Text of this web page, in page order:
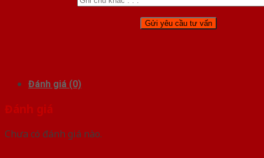
Đánh giá (0)
Đánh giá
Chưa có đánh giá nào.